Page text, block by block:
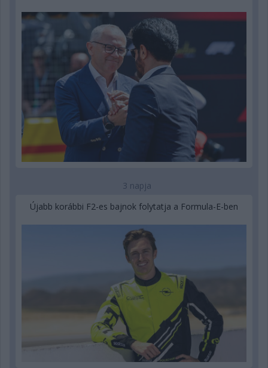
3 napja
Újabb korábbi F2-es bajnok folytatja a Formula-E-ben